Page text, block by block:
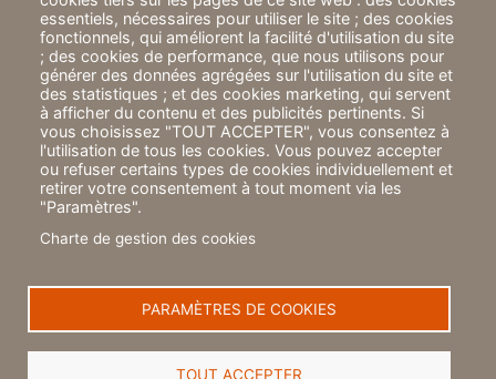
essentiels, nécessaires pour utiliser le site ; des cookies
fonctionnels, qui améliorent la facilité d'utilisation du site
; des cookies de performance, que nous utilisons pour
générer des données agrégées sur l'utilisation du site et
des statistiques ; et des cookies marketing, qui servent
à afficher du contenu et des publicités pertinents. Si
vous choisissez "TOUT ACCEPTER", vous consentez à
l'utilisation de tous les cookies. Vous pouvez accepter
ou refuser certains types de cookies individuellement et
retirer votre consentement à tout moment via les
"Paramètres".
Charte de gestion des cookies
PARAMÈTRES DE COOKIES
TOUT ACCEPTER
ICF Habitat
24 rue de Paradis
75010 PARIS
A propos
Mentions légales
Charte de gestion des cookies